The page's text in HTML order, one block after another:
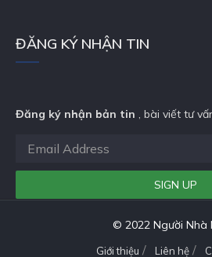
ĐĂNG KÝ NHẬN TIN
Đăng ký nhận bản tin , bài viết tư
© 2022 Người Nhà
Giới thiệu Liên hệ